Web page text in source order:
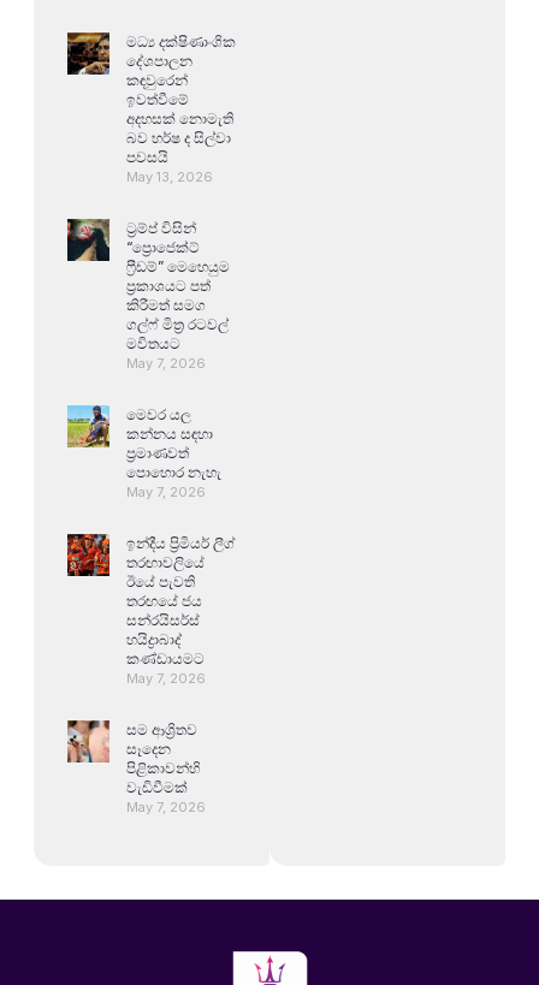
මධ්‍ය දක්ෂිණාංශික
දේශපාලන
කඳවුරෙන්
ඉවත්වීමේ
අදහසක් නොමැති
බව හර්ෂ ද සිල්වා
පවසයි
May 13, 2026
ට්‍රම්ප් විසින්
“ප්‍රොජෙක්ට්
ෆ්‍රීඩම්” මෙහෙයුම
ප්‍රකාශයට පත්
කිරීමත් සමග
ගල්ෆ් මිත්‍ර රටවල්
මවිතයට
May 7, 2026
මෙවර යල
කන්නය සඳහා
ප්‍රමාණවත්
පොහොර නැහැ
May 7, 2026
ඉන්දීය ප්‍රිමියර් ලීග්
තරඟාවලියේ
ඊයේ පැවති
තරඟයේ ජය
සන්රයිසර්ස්
හයිද්‍රාබාද්
කණ්ඩායමට
May 7, 2026
සම ආශ්‍රිතව
සෑදෙන
පිළිකාවන්හි
වැඩිවීමක්
May 7, 2026